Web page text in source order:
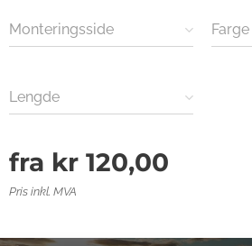
Monteringsside Farge
Lengde
fra kr 120,00
Pris inkl. MVA